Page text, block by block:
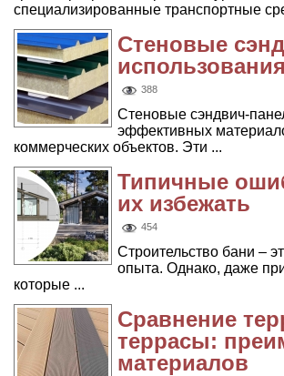
специализированные транспортные
Стеновые
388
Стеновые сэндвич-
эффективных
коммерческих объектов. Эти ...
Типичные
их избежать
454
Строительство бани –
опыта. Однако, даже
которые ...
Сравнение
террасы:
материалов